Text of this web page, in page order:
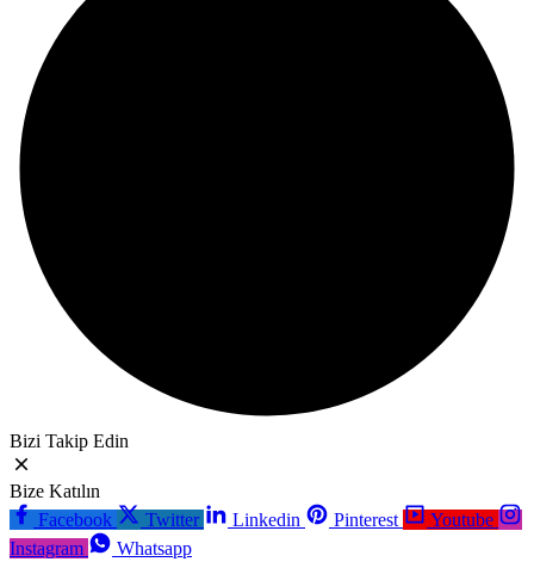
Bizi Takip Edin
Bize Katılın
Facebook
Twitter Linkedin Pinterest
Youtube
Instagram
Whatsapp